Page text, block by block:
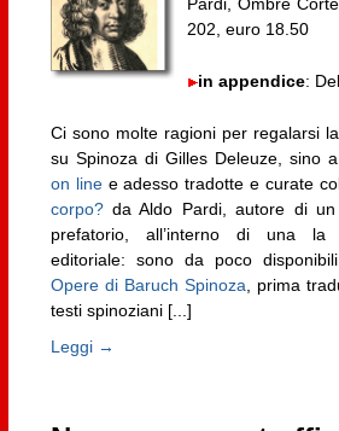
202, euro 18.50
in appendice:
Ci sono molte ragioni per regalarsi
su Spinoza di Gilles Deleuze, sino
on linee adesso tradotte e curate
corpo?da Aldo Pardi, autore di un
prefatorio, all’interno di una la
editoriale: sono da poco
Opere di Baruch Spinoza, prima
testi spinoziani [...]
Leggi →